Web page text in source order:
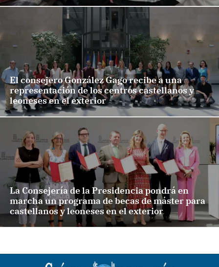
El consejero González Gago recibe a una
representación de los centros castellanos y
leoneses en el exterior
La Consejería de la Presidencia pondrá en
marcha un programa de becas de máster para
castellanos y leoneses en el exterior